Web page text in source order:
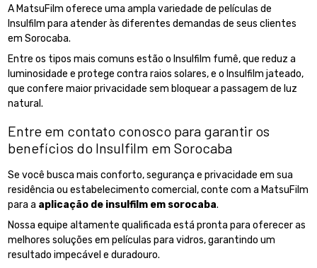
A MatsuFilm oferece uma ampla variedade de películas de
Insulfilm para atender às diferentes demandas de seus clientes
em Sorocaba.
Entre os tipos mais comuns estão o Insulfilm fumê, que reduz a
luminosidade e protege contra raios solares, e o Insulfilm jateado,
que confere maior privacidade sem bloquear a passagem de luz
natural.
Entre em contato conosco para garantir os
benefícios do Insulfilm em Sorocaba
Se você busca mais conforto, segurança e privacidade em sua
residência ou estabelecimento comercial, conte com a MatsuFilm
para a aplicação de insulfilm em sorocaba.
Nossa equipe altamente qualificada está pronta para oferecer as
melhores soluções em películas para vidros, garantindo um
resultado impecável e duradouro.